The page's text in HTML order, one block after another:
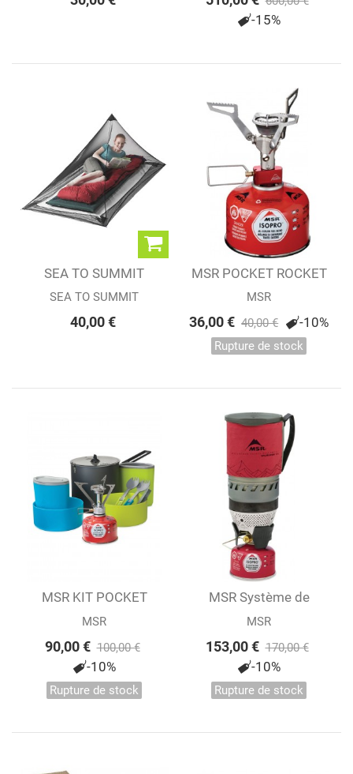
-15%
SEA TO SUMMIT
MOUSTIQUAIRE
SIMPLE
SEA TO SUMMIT
40,00 €
MSR POCKET ROCKET
2
MSR
36,00 € 40,00 € -10%
Rupture de stock
MSR KIT POCKET
ROCKET
MSR
90,00 € 100,00 €
-10%
Rupture de stock
MSR Système de
réchaud WindBurner®
MSR
153,00 € 170,00 €
-10%
Rupture de stock